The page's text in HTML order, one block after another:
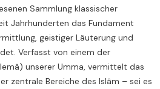
Sammlung klassischer
Jahrhunderten das Fundament
geistiger Läuterung und
Verfasst von einem der
unserer Umma, vermittelt das
zentrale Bereiche des Islâm – sei es